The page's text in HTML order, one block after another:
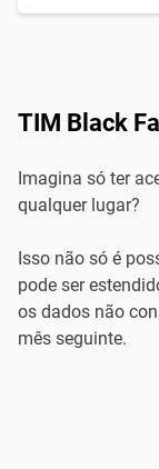
TIM Black
Imagina só ter
qualquer lugar?
Isso não só é
pode ser
os dados não
mês seguinte.